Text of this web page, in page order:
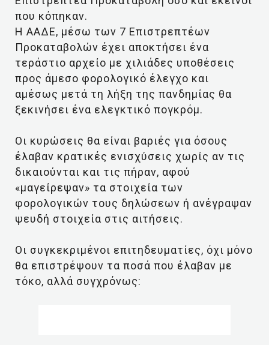
που κόπηκαν.
Η ΑΑΔΕ, μέσω των 7 Επιστρεπτέων
Προκαταβολών έχει αποκτήσει ένα
τεράστιο αρχείο με χιλιάδες υποθέσεις
προς άμεσο φορολογικό έλεγχο και
αμέσως μετά τη λήξη της πανδημίας θα
ξεκινήσει ένα ελεγκτικό πογκρόμ.
Οι κυρώσεις θα είναι βαριές για όσους
έλαβαν κρατικές ενισχύσεις χωρίς αν τις
δικαιούνται και τις πήραν, αφού
«μαγείρεψαν» τα στοιχεία των
φορολογικών τους δηλώσεων ή ανέγραψαν
ψευδή στοιχεία στις αιτήσεις.
Οι συγκεκριμένοι επιτηδευματίες, όχι μόνο
θα επιστρέψουν τα ποσά που έλαβαν με
τόκο, αλλά συγχρόνως: